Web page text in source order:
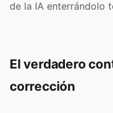
de la IA enterrándolo
El verdadero
corrección